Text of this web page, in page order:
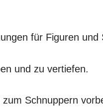
für Figuren und
und zu vertiefen.
Schnuppern